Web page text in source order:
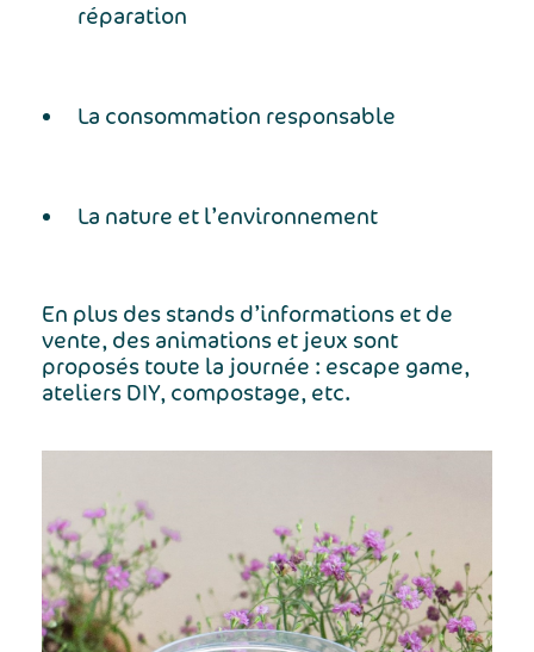
réparation
La consommation responsable
La nature et l’environnement
En plus des stands d’informations et de
vente, des animations et jeux sont
proposés toute la journée : escape game,
ateliers DIY, compostage, etc.